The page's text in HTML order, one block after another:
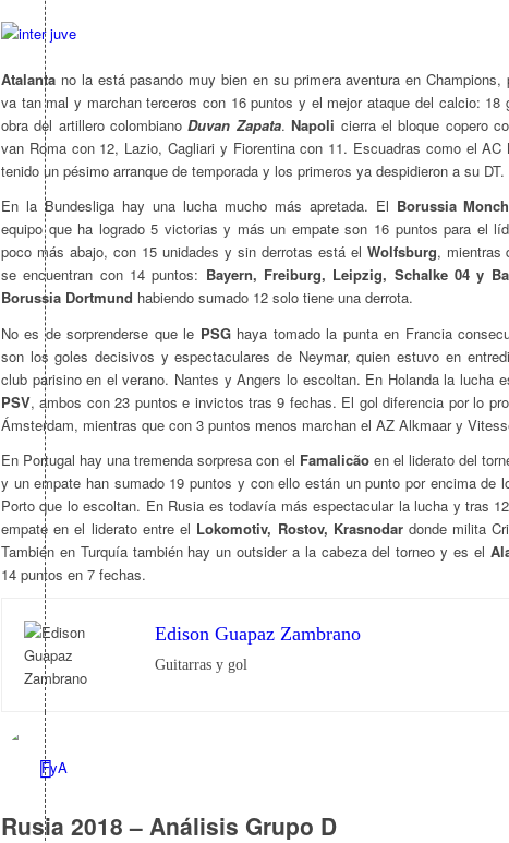
Atalanta no la está pasando muy bien en su primera aventura en
va tan mal y marchan terceros con 16 puntos y el mejor ataque del calcio: 18
obra del artillero colombianoDuvan Zapata. Napoli cierra el bloque copero
van Roma con 12, Lazio, Cagliari y Fiorentina con 11. Escuadras como el AC
tenido un pésimo arranque de temporada y los primeros ya despidieron a su DT.
En la Bundesliga hay una lucha mucho más apretada. El Borussia
equipo que ha logrado 5 victorias y más un empate son 16 puntos para el
poco más abajo, con 15 unidades y sin derrotas está el Wolfsburg, mientras
se encuentran con 14 puntos: Bayern, Freiburg, Leipzig, Schalke 04 y
Borussia Dortmund habiendo sumado 12 solo tiene una derrota.
No es de sorprenderse que le PSGhaya tomado la punta en Francia
son los goles decisivos y espectaculares de Neymar, quien estuvo en
club parisino en el verano. Nantes y Angers lo escoltan. En Holanda la lucha
PSV, ambos con 23 puntos e invictos tras 9 fechas. El gol diferencia por lo
Ámsterdam, mientras que con 3 puntos menos marchan el AZ Alkmaar y
En Portugal hay una tremenda sorpresa con el Famalicãoen el liderato del
y un empate han sumado 19 puntos y con ello están un punto por encima de
Porto que lo escoltan. En Rusia es todavía más espectacular la lucha y tras
empate en el liderato entre el Lokomotiv, Rostov, Krasnodardonde milita
También en Turquía también hay un outsider a la cabeza del torneo y es el
14 puntos en 7 fechas.
Edison Guapaz Zambrano
Guitarras y gol
Rusia 2018 – Análisis Grupo D